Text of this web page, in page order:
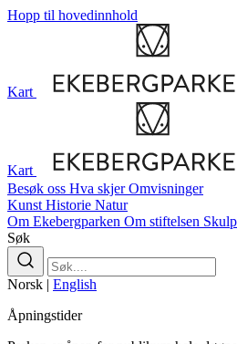
Hopp til hovedinnhold
Kart
Kart
Besøk oss Hva skjerOmvisninger
Kunst Historie Natur
Om Ekebergparken Om stiftelsen
Søk
Norsk | English
Åpningstider